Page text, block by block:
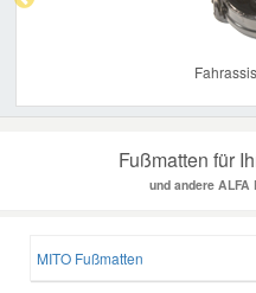
Fußmatten für
und andere ALFA
MITO Fußmatten